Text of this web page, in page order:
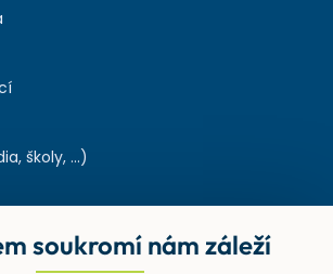
školy, ...)
zkratek v odpadech
soukromí nám záleží